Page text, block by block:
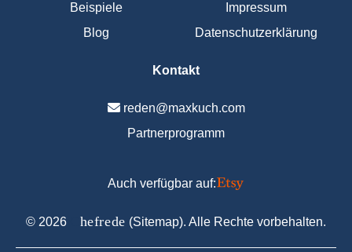
Beispiele
Blog
Impressum
Datenschutzerklärung
Kontakt
reden@maxkuch.com
Partnerprogramm
Auch verfügbar auf:
© 2026 hefrede (Sitemap). Alle Rechte vorbehalten.